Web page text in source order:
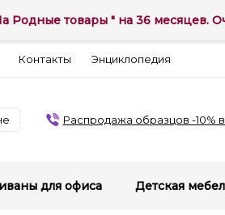
Контакты Энциклопедия
Распродажа образцов -10%
для офиса Детская
Родные товары " на 36 месяцев.